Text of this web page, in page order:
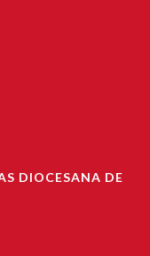
DIOCESANA DE